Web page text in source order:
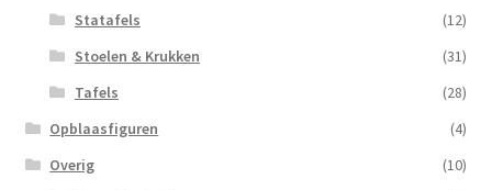
Statafels
(12)
Stoelen & Krukken
(31)
Tafels
(28)
Opblaasfiguren
(4)
Overig
(10)